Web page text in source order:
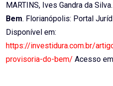
MARTINS, Ives Gandra da Silva.
Bem. Florianópolis: Portal
Disponível em:
https://investidura.com.br/
provisoria-do-bem/ Acesso